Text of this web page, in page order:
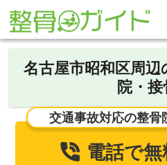
名古屋市昭和区周
院・接
交通事故対応の整骨
電話で